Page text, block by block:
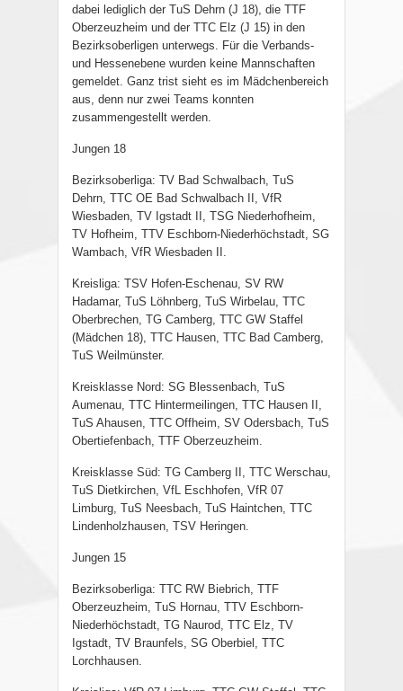
dabei lediglich der TuS Dehrn (J 18), die TTF
Oberzeuzheim und der TTC Elz (J 15) in den
Bezirksoberligen unterwegs. Für die Verbands-
und Hessenebene wurden keine Mannschaften
gemeldet. Ganz trist sieht es im Mädchenbereich
aus, denn nur zwei Teams konnten
zusammengestellt werden.
Jungen 18
Bezirksoberliga: TV Bad Schwalbach, TuS
Dehrn, TTC OE Bad Schwalbach II, VfR
Wiesbaden, TV Igstadt II, TSG Niederhofheim,
TV Hofheim, TTV Eschborn-Niederhöchstadt, SG
Wambach, VfR Wiesbaden II.
Kreisliga: TSV Hofen-Eschenau, SV RW
Hadamar, TuS Löhnberg, TuS Wirbelau, TTC
Oberbrechen, TG Camberg, TTC GW Staffel
(Mädchen 18), TTC Hausen, TTC Bad Camberg,
TuS Weilmünster.
Kreisklasse Nord: SG Blessenbach, TuS
Aumenau, TTC Hintermeilingen, TTC Hausen II,
TuS Ahausen, TTC Offheim, SV Odersbach, TuS
Obertiefenbach, TTF Oberzeuzheim.
Kreisklasse Süd: TG Camberg II, TTC Werschau,
TuS Dietkirchen, VfL Eschhofen, VfR 07
Limburg, TuS Neesbach, TuS Haintchen, TTC
Lindenholzhausen, TSV Heringen.
Jungen 15
Bezirksoberliga: TTC RW Biebrich, TTF
Oberzeuzheim, TuS Hornau, TTV Eschborn-
Niederhöchstadt, TG Naurod, TTC Elz, TV
Igstadt, TV Braunfels, SG Oberbiel, TTC
Lorchhausen.